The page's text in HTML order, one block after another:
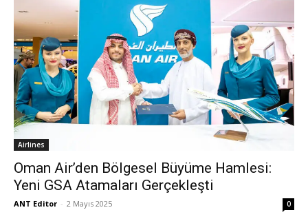
Airlines
Oman Air’den Bölgesel Büyüme Hamlesi:
Yeni GSA Atamaları Gerçekleşti
ANT Editor - 2 Mayıs 2025 0